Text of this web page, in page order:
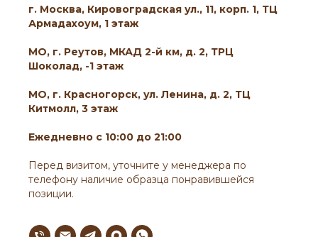
г. Москва, Кировоградская ул., 11, корп. 1, ТЦ
Армадахоум, 1 этаж
МО, г. Реутов, МКАД 2-й км, д. 2, ТРЦ
Шоколад, -1 этаж
МО, г. Красногорск, ул. Ленина, д. 2, ТЦ
Китмолл, 3 этаж
Ежедневно с 10:00 до 21:00
Перед визитом, уточните у менеджера по
телефону наличие образца понравившейся
позиции.